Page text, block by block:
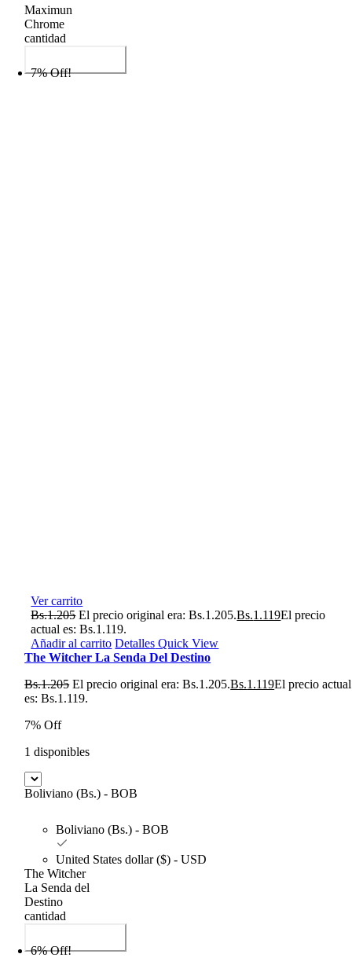
Maximun
Chrome
cantidad
7% Off!
Ver carrito
Bs.1.205 El precio original era: Bs.1.205.Bs.1.119El precio
actual es: Bs.1.119.
Añadir al carrito Detalles Quick View
The Witcher La Senda Del Destino
Bs.1.205 El precio original era: Bs.1.205.Bs.1.119El precio actual
es: Bs.1.119.
7% Off
1 disponibles
Boliviano (Bs.) - BOB
Boliviano (Bs.) - BOB
United States dollar ($) - USD
The Witcher
La Senda del
Destino
cantidad
6% Off!